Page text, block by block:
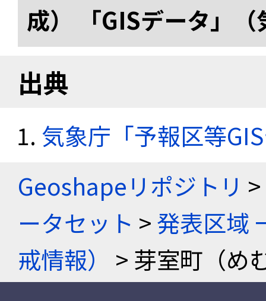
成） 「GISデータ」
出典
気象庁「予報区等
Geoshapeリポジトリ >
ータセット >発表区域
戒情報）
> 芽室町（め